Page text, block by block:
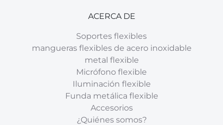
ACERCA DE
Soportes flexibles
mangueras flexibles de acero inoxidable
metal flexible
Micrófono flexible
Iluminación flexible
Funda metálica flexible
Accesorios
¿Quiénes somos?